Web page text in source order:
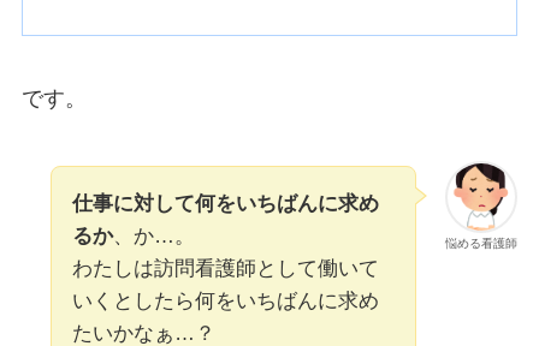
です。
悩める看護師
仕事に対して何をいちばんに求め
るか、か…。
わたしは訪問看護師として働いて
いくとしたら何をいちばんに求め
たいかなぁ…？